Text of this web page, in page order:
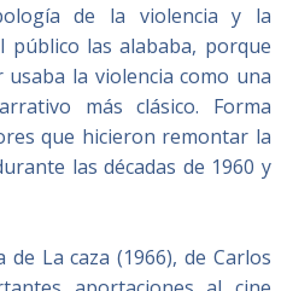
de la violencia y la
público las alababa, porque
la violencia como una
más clásico. Forma
que hicieron remontar la
las décadas de 1960 y
La caza (1966), de Carlos